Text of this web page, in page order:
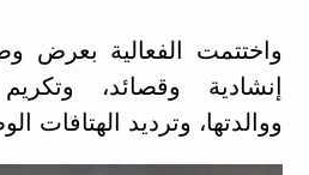
واختتمت الفعالية بعرض
إنشادية وقصائد،
ووالدتها، وترديد الهتافات